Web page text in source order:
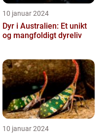
10 januar 2024
Dyr i Australien: Et unikt
og mangfoldigt dyreliv
10 januar 2024